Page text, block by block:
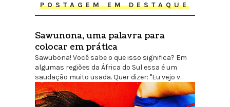
POSTAGEM EM DESTAQUE
Sawunona, uma palavra para
colocar em prática
Sawubona! Você sabe o que isso significa? Em
algumas regiões da África do Sul essa é um
saudação muito usada. Quer dizer: "Eu vejo v...